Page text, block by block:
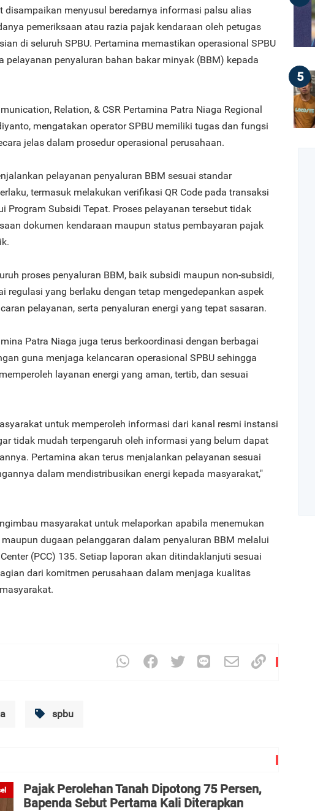
disampaikan menyusul beredarnya informasi palsu alias
pemeriksaan atau razia pajak kendaraan oleh petugas
di seluruh SPBU. Pertamina memastikan operasional SPBU
pelayanan penyaluran bahan bakar minyak (BBM) kepada
Relation, & CSR Pertamina Patra Niaga Regional
mengatakan operator SPBU memiliki tugas dan fungsi
jelas dalam prosedur operasional perusahaan.
pelayanan penyaluran BBM sesuai standar
termasuk melakukan verifikasi QR Code pada transaksi
Program Subsidi Tepat. Proses pelayanan tersebut tidak
dokumen kendaraan maupun status pembayaran pajak
proses penyaluran BBM, baik subsidi maupun non-subsidi,
regulasi yang berlaku dengan tetap mengedepankan aspek
pelayanan, serta penyaluran energi yang tepat sasaran.
Patra Niaga juga terus berkoordinasi dengan berbagai
guna menjaga kelancaran operasional SPBU sehingga
layanan energi yang aman, tertib, dan sesuai
untuk memperoleh informasi dari kanal resmi instansi
tidak mudah terpengaruh oleh informasi yang belum dapat
Pertamina akan terus menjalankan pelayanan sesuai
dalam mendistribusikan energi kepada masyarakat,"
masyarakat untuk melaporkan apabila menemukan
dugaan pelanggaran dalam penyaluran BBM melalui
(PCC) 135. Setiap laporan akan ditindaklanjuti sesuai
dari komitmen perusahaan dalam menjaga kualitas
spbu
Pajak Perolehan Tanah Dipotong 75 Persen,
Bapenda Sebut Pertama Kali Diterapkan
5